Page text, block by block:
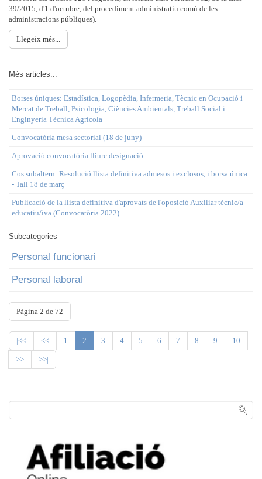
39/2015, d'1 d'octubre, del procediment administratiu comú de les
administracions públiques).
Llegeix més...
Més articles...
Borses úniques: Estadística, Logopèdia, Infermeria, Tècnic en Ocupació i
Mercat de Treball, Psicologia, Ciències Ambientals, Treball Social i
Enginyeria Tècnica Agrícola
Convocatòria mesa sectorial (18 de juny)
Aprovació convocatòria lliure designació
Cos subaltern: Resolució llista definitiva admesos i exclosos, i borsa única
- Tall 18 de març
Publicació de la llista definitiva d'aprovats de l'oposició Auxiliar tècnic/a
educatiu/iva (Convocatòria 2022)
Subcategories
Personal funcionari
Personal laboral
Pàgina 2 de 72
|<< << 1 2 3 4 5 6 7 8 9 10
>> >>|